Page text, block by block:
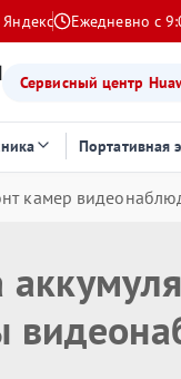
Ежедневно с
Сервисный центр
Портативная
камер